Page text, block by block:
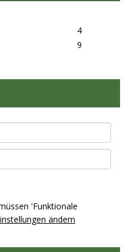
4
9
'Funktionale
ändern